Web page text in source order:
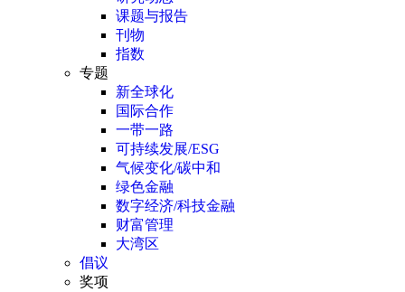
课题与报告
刊物
指数
专题
新全球化
国际合作
一带一路
可持续发展/ESG
气候变化/碳中和
绿色金融
数字经济/科技金融
财富管理
大湾区
倡议
奖项